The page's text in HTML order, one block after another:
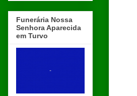
Funerária Nossa
Senhora Aparecida
em Turvo